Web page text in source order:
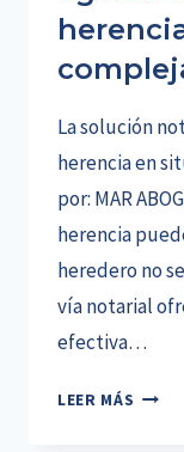
La solución
herencia en
por: MAR
herencia
heredero no
vía notarial
efectiva…
LEER MÁS